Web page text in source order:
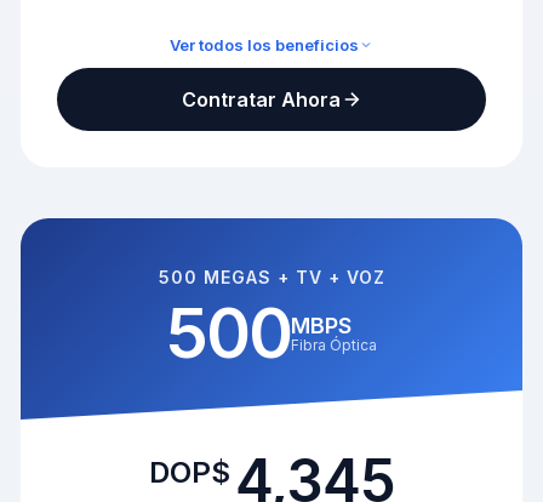
Ver todos los beneficios
TV Full + Altice TV ProContratar Ahora
500 MEGAS + TV + VOZ
500MBPS
Fibra Óptica
DOP$ 4,345